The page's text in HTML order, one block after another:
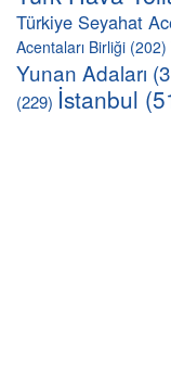
Türkiye Seyahat
Acentaları Birliği (202)
Yunan Adaları
(229) İstanbul